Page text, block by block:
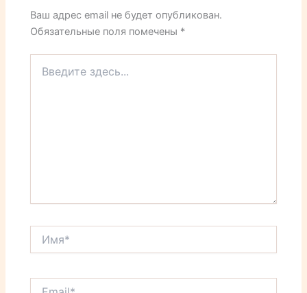
Ваш адрес email не будет опубликован.
Обязательные поля помечены *
здесь...